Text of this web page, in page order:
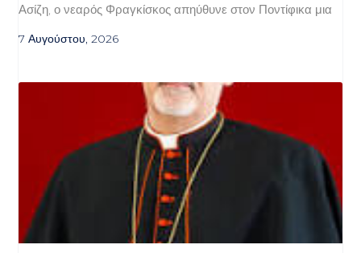
Ασίζη, ο νεαρός Φραγκίσκος απηύθυνε στον Ποντίφικα μια
7 Αυγούστου, 2026